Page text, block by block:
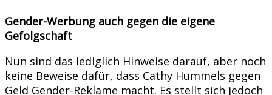
Gender-Werbung auch gegen die eigene
Gefolgschaft
Nun sind das lediglich Hinweise darauf, aber noch
keine Beweise dafür, dass Cathy Hummels gegen
Geld Gender-Reklame macht. Es stellt sich jedoch